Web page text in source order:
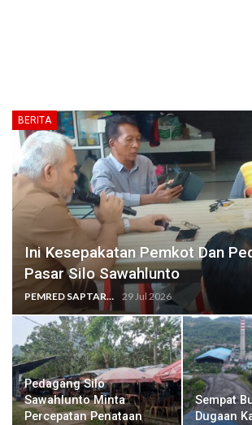
BERITA
Ini Kesepakatan Pemkot Dan
Pasar Silo Sawahlunto
PEMRED SAPTARIUS 29 Jul 2026
Pedagang Silo
Sawahlunto Minta
Percepatan Penataan
Sempat
Dugaan